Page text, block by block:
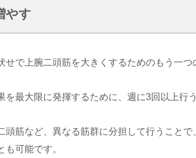
やす
せで上腕二頭筋を大きくするためのもう一つ
を最大限に発揮するために、週に3回以上行
頭筋など、異なる筋群に分担して行うこと
も可能です。